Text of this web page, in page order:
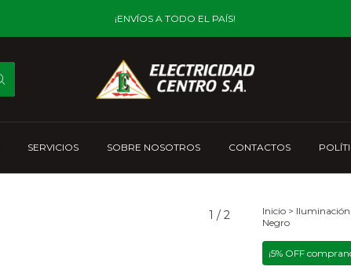
¡ENVÍOS A TODO EL PAÍS!
SERVICIOS SOBRE NOSOTROS CONTACTOS
1 / 2 Inicio > Iluminación
Negro
¡5% OFF